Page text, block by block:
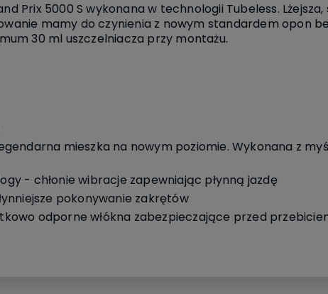
Prix 5000 S wykonana w technologii Tubeless.
mamy do czynienia z nowym standardem opon
30 ml uszczelniacza przy montażu.
mieszka na nowym poziomie. Wykonana z
- chłonie wibracje zapewniając płynną jazdę
pokonywanie zakrętów
odporne włókna zabezpieczające przed